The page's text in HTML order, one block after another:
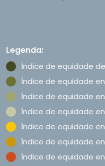
Legenda:
Índice de equidade
Índice de equidade
Índice de equidade
Índice de equidade
Índice de equidade
Índice de equidade
Índice de equidade